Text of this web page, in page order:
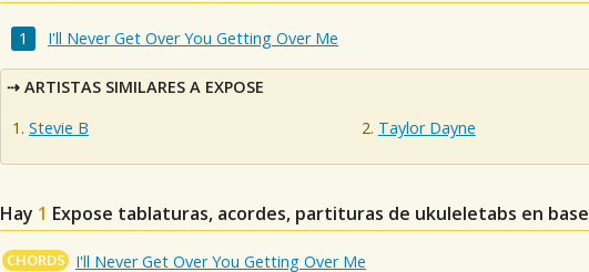
I'll Never Get Over You Getting Over Me
ARTISTAS SIMILARES A EXPOSE
Stevie B
Taylor Dayne
Hay 1 Expose tablaturas, acordes, partituras de ukuleletabs en base
CHORDS
I'll Never Get Over You Getting Over Me